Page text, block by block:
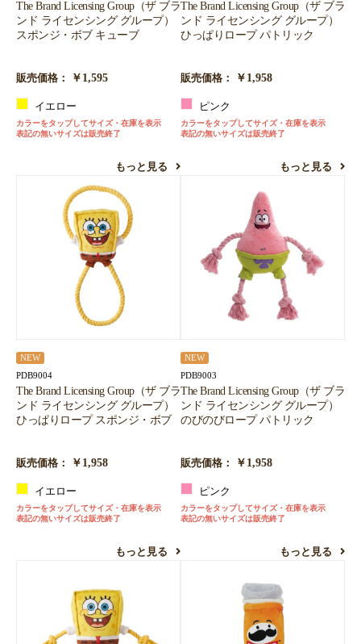
The Brand Licensing Group（ザ ブラ
ンド ライセンシング グループ）
スポンジ・ボブ キューブ
販売価格： ￥1,595
イエロー
カラーをタップしてサイズ・在庫を表示
表記の無いサイズは販売終了
もっと見る
The Brand Licensing Group（ザ ブラ
ンド ライセンシング グループ）
ひっぱりロープ パトリック
販売価格： ￥1,958
ピンク
カラーをタップしてサイズ・在庫を表示
表記の無いサイズは販売終了
もっと見る
NEW
PDB9004
The Brand Licensing Group（ザ ブラ
ンド ライセンシング グループ）
ひっぱりロープ スポンジ・ボブ
販売価格： ￥1,958
イエロー
カラーをタップしてサイズ・在庫を表示
表記の無いサイズは販売終了
もっと見る
NEW
PDB9003
The Brand Licensing Group（ザ ブラ
ンド ライセンシング グループ）
のびのびロープ パトリック
販売価格： ￥1,958
ピンク
カラーをタップしてサイズ・在庫を表示
表記の無いサイズは販売終了
もっと見る